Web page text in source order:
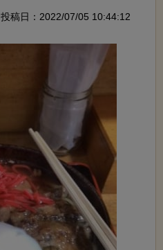
投稿日：2022/07/05 10:44:12